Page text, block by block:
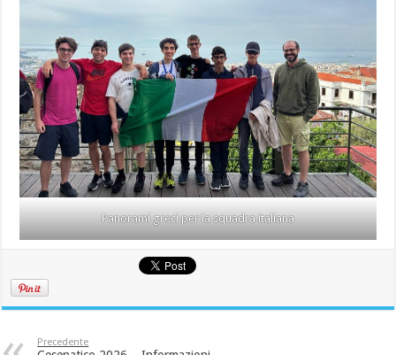
Panorami greci per la squadra italiana
Precedente